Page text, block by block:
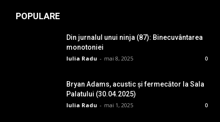
POPULARE
Din jurnalul unui ninja (87): Binecuvântarea
monotoniei
Iulia Radu - mai 8, 2025 0
Bryan Adams, acustic și fermecător la Sala
Palatului (30.04.2025)
Iulia Radu - mai 1, 2025 0